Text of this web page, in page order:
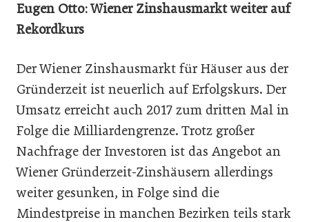
Eugen Otto: Wiener Zinshausmarkt weiter auf
Rekordkurs
Der Wiener Zinshausmarkt für Häuser aus der
Gründerzeit ist neuerlich auf Erfolgskurs. Der
Umsatz erreicht auch 2017 zum dritten Mal in
Folge die Milliardengrenze. Trotz großer
Nachfrage der Investoren ist das Angebot an
Wiener Gründerzeit-Zinshäusern allerdings
weiter gesunken, in Folge sind die
Mindestpreise in manchen Bezirken teils stark